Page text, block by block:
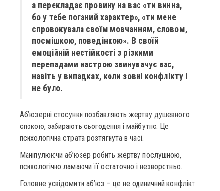
а перекладає провину на вас «ти винна,
бо у тебе поганий характер», «ти мене
спровокувала своїм мовчанням, словом,
посмішкою, поведінкою». В своїй
емоційній нестійкості з різкими
перепадами настрою звинувачує вас,
навіть у випадках, коли зовні конфлікту і
не було.
Аб’юзерні стосунки позбавляють жертву душевного
спокою, забирають сьогодення і майбутнє. Це
психологічна страта розтягнута в часі.
Маніпулюючи аб’юзер робить жертву послушною,
психологічно ламаючи її остаточно і незворотньо.
Головне усвідомити аб’юз – це не одиничний конфлікт